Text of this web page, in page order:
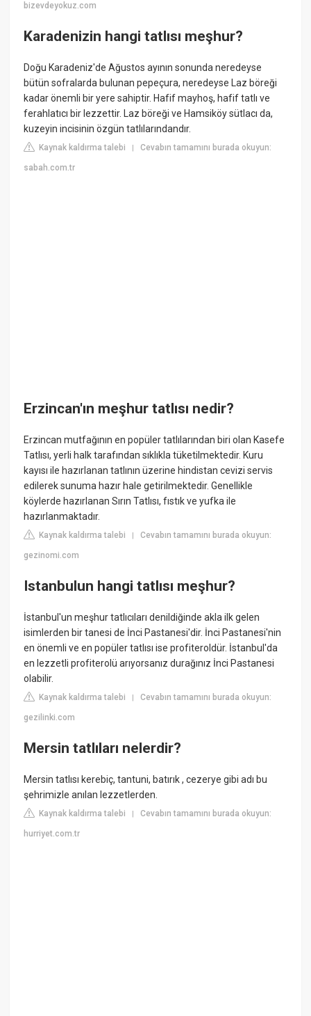
bizevdeyokuz.com
Karadenizin hangi tatlısı meşhur?
Doğu Karadeniz'de Ağustos ayının sonunda neredeyse
bütün sofralarda bulunan pepeçura, neredeyse Laz böreği
kadar önemli bir yere sahiptir. Hafif mayhoş, hafif tatlı ve
ferahlatıcı bir lezzettir. Laz böreği ve Hamsiköy sütlacı da,
kuzeyin incisinin özgün tatlılarındandır.
Kaynak kaldırma talebi |Cevabın tamamını burada okuyun:
sabah.com.tr
Erzincan'ın meşhur tatlısı nedir?
Erzincan mutfağının en popüler tatlılarından biri olan Kasefe
Tatlısı, yerli halk tarafından sıklıkla tüketilmektedir. Kuru
kayısı ile hazırlanan tatlının üzerine hindistan cevizi servis
edilerek sunuma hazır hale getirilmektedir. Genellikle
köylerde hazırlanan Sırın Tatlısı, fıstık ve yufka ile
hazırlanmaktadır.
Kaynak kaldırma talebi |Cevabın tamamını burada okuyun:
gezinomi.com
Istanbulun hangi tatlısı meşhur?
İstanbul'un meşhur tatlıcıları denildiğinde akla ilk gelen
isimlerden bir tanesi de İnci Pastanesi'dir. İnci Pastanesi'nin
en önemli ve en popüler tatlısı ise profiteroldür. İstanbul'da
en lezzetli profiterolü arıyorsanız durağınız İnci Pastanesi
olabilir.
Kaynak kaldırma talebi |Cevabın tamamını burada okuyun:
gezilinki.com
Mersin tatlıları nelerdir?
Mersin tatlısı kerebiç, tantuni, batırık , cezerye gibi adı bu
şehrimizle anılan lezzetlerden.
Kaynak kaldırma talebi |Cevabın tamamını burada okuyun:
hurriyet.com.tr